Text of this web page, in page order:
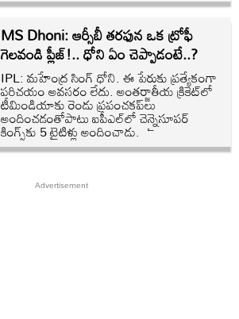
MS Dhoni: ఆర్సీబీ తరఫున ఒక ట్రోఫీ
గెలవండి ప్లీజ్!.. ధోని ఏం చెప్పాడంటే..?
IPL: మహేంద్ర సింగ్ ధోని. ఈ పేరుకు ప్రత్యేకంగా
పరిచయం అవసరం లేదు. అంతర్జాతీయ క్రికెట్‌లో
టీమిండియాకు రెండు ప్రపంచకప్‌లు
అందించడంతోపాటు ఐపీఎల్‌లో చెన్నైసూపర్
కింగ్స్‌కు 5 టైటిళ్లు అందించాడు.